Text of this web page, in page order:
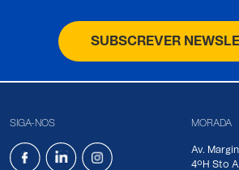
SUBSCREVER
SIGA-NOS MORADA
Av.
4ºH Sto